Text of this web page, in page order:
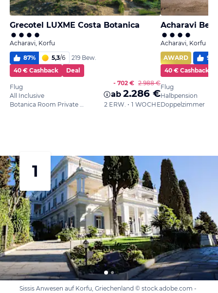
Grecotel LUXME Costa Botanica
Acharavi, Korfu
87% 5,3/6
219 Bew.
40 € Cashback
Deal
Flug
All Inclusive
- 702 € 2.988 €
ab 2.286 €
2 ERW. • 1 WOCHE
Acharavi
Acharavi, Korfu
AWARD
94
40 € Cashback
Flug
Halbpension
Doppelzimmer
1
Sissis Anwesen auf Korfu, Griechenland © stock.adobe.com -